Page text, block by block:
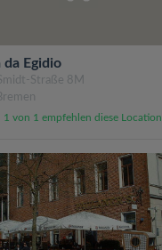
da Egidio
Straße 8M
1 von 1 empfehlen diese Location